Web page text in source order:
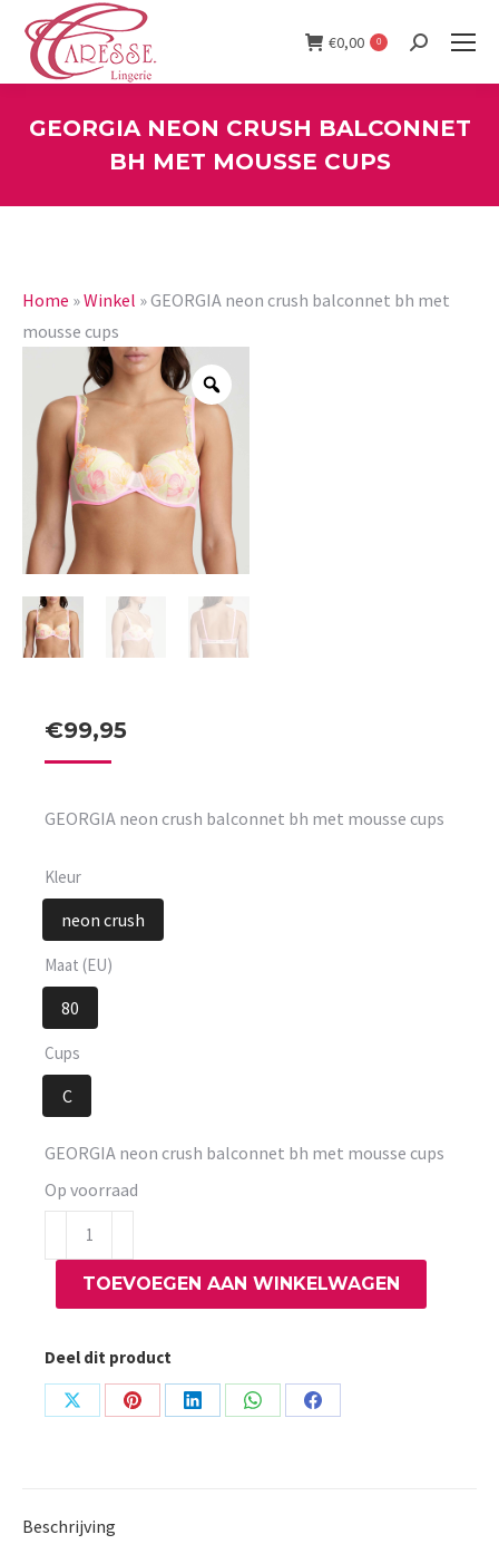
€0,00 0 Search:
GEORGIA NEON CRUSH BALCONNET
BH MET MOUSSE CUPS
Home »Winkel »GEORGIA neon crush balconnet bh met
mousse cups
€99,95
GEORGIA neon crush balconnet bh met mousse cups
Kleur
neon crush
Maat (EU)
80
Cups
C
GEORGIA neon crush balconnet bh met mousse cups
Op voorraad
GEORGIA
neon
crush
bh
met
mousse
TOEVOEGEN AAN WINKELWAGEN
Deel dit product
Share
Share
Share
Share
Share
Beschrijving